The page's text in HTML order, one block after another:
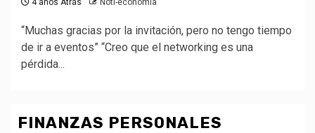
4 años Atrás Noti-economía
“Muchas gracias por la invitación, pero no tengo tiempo
de ir a eventos” “Creo que el networking es una
pérdida...
FINANZAS PERSONALES